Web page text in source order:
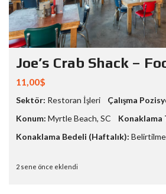
Joe’s Crab Shack –
11,00$
Sektör: Restoran İşleri Çalışma
Konum: Myrtle Beach, SC Konaklama
Konaklama Bedeli (Haftalık):
2 sene önce eklendi